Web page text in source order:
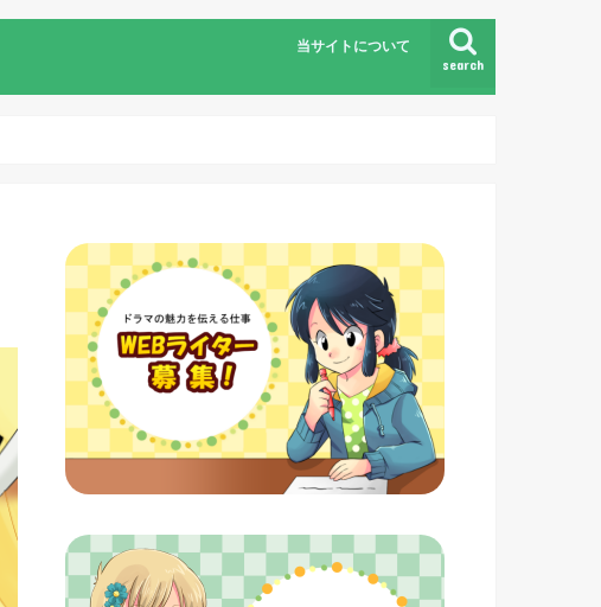
search
当サイトについて